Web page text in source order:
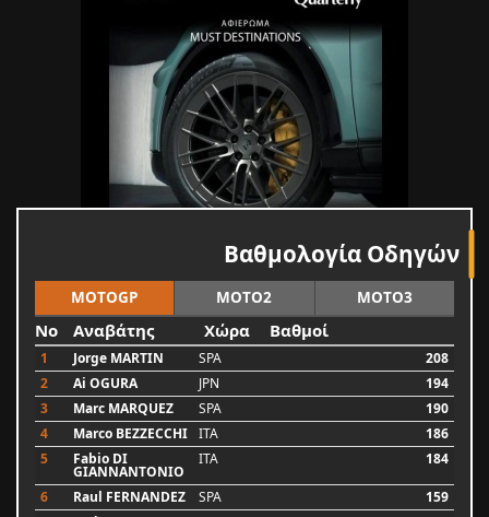
Βαθμολογία Οδηγών
MOTOGP MOTO2 MOTO3
No Αναβάτης Χώρα Βαθμοί
1 Jorge MARTIN SPA
208
2
Ai OGURA JPN
194
3
Marc MARQUEZ SPA
190
4
Marco BEZZECCHI ITA
186
5
Fabio DI
GIANNANTONIO
ITA 184
6 Raul FERNANDEZ SPA
159